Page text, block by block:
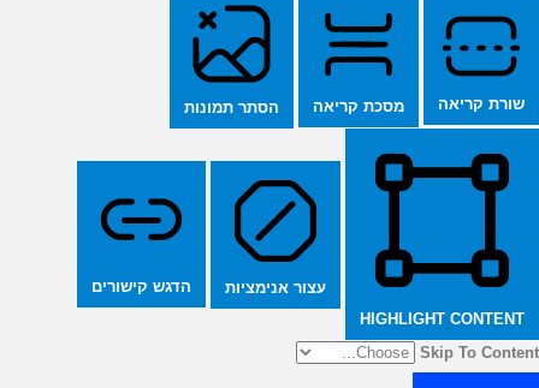
שורת קריאה מסכת קריאה הסתר תמונות
HIGHLIGHT CONTENT
עצור אנימציות הדגש קישורים
Skip To Content